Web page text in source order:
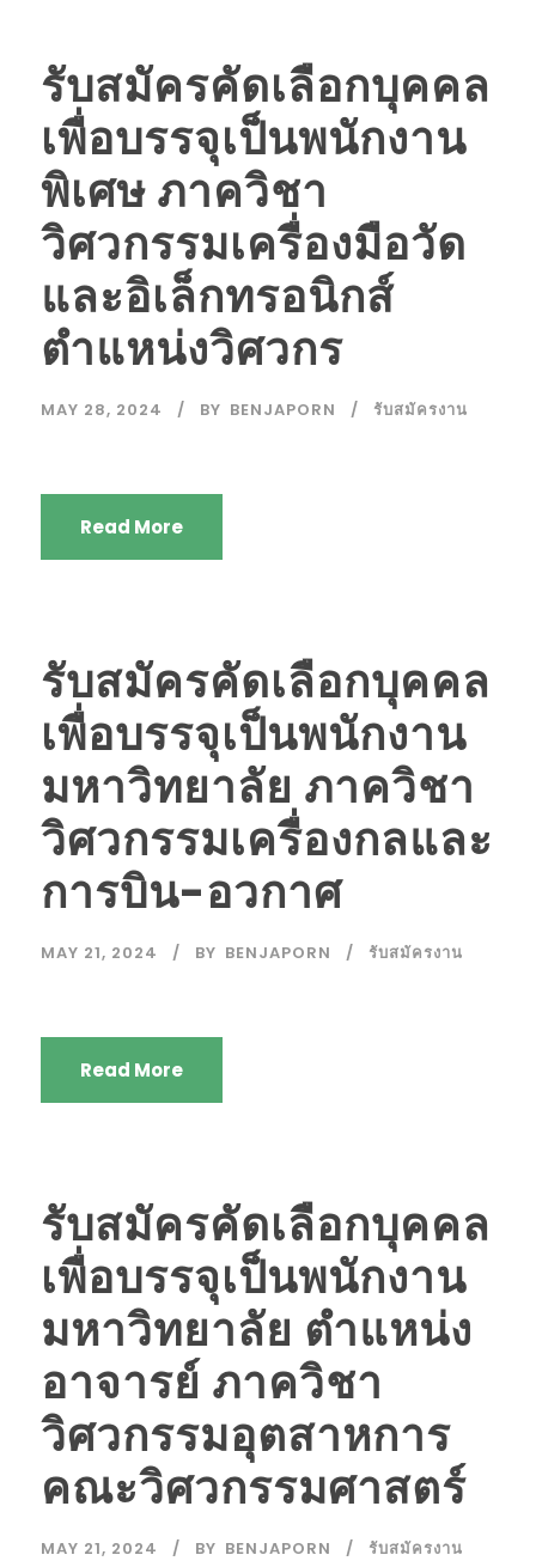
รับสมัครคัดเลือกบุคคล
เพื่อบรรจุเป็นพนักงาน
พิเศษ ภาควิชา
วิศวกรรมเครื่องมือวัด
และอิเล็กทรอนิกส์
ตำแหน่งวิศวกร
MAY 28, 2024 BY BENJAPORN รับสมัครงาน
Read More
รับสมัครคัดเลือกบุคคล
เพื่อบรรจุเป็นพนักงาน
มหาวิทยาลัย ภาควิชา
วิศวกรรมเครื่องกลและ
การบิน-อวกาศ
MAY 21, 2024 BY BENJAPORN รับสมัครงาน
Read More
รับสมัครคัดเลือกบุคคล
เพื่อบรรจุเป็นพนักงาน
มหาวิทยาลัย ตำแหน่ง
อาจารย์ ภาควิชา
วิศวกรรมอุตสาหการ
คณะวิศวกรรมศาสตร์
MAY 21, 2024 BY BENJAPORN รับสมัครงาน